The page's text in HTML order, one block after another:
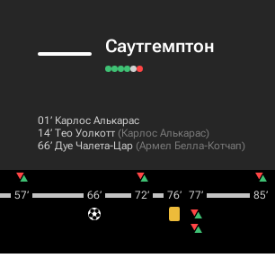
Саутгемптон
01‎’‎ Карлос Алькарас
14‎’‎ Тео Уолкотт (Карлос Алькарас)
66‎’‎ Дуе Чалета-Цар (Армел Белла-Котчап)
57‎’‎ 66‎’‎ 72‎’‎ 76‎’‎ 77‎’‎ 85‎’‎